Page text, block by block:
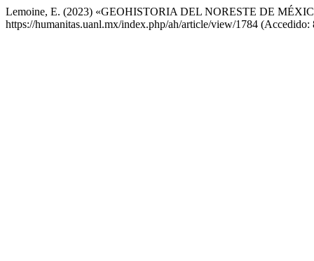
Lemoine, E. (2023) «GEOHISTORIA DEL NORESTE DE
https://humanitas.uanl.mx/index.php/ah/article/view/1784 (Accedido: